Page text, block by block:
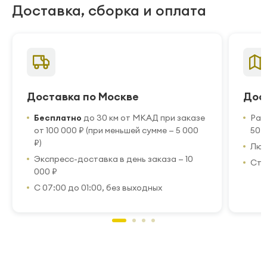
Доставка, сборка и оплата
Доставка по Москве
Бесплатно до 30 км от МКАД при заказе
от 100 000 ₽ (при меньшей сумме — 5 000
₽)
Экспресс-доставка в день заказа — 10
000 ₽
С 07:00 до 01:00, без выходных
50